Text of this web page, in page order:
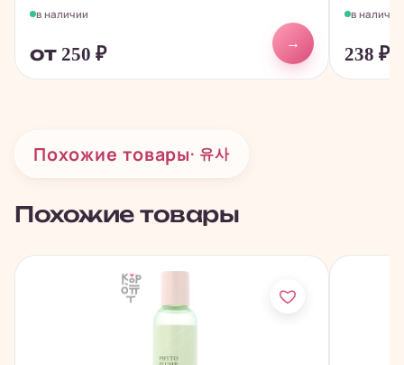
в наличии
от 250 ₽
→
в наличии
238₽
Похожие товары· 유사
Похожие товары